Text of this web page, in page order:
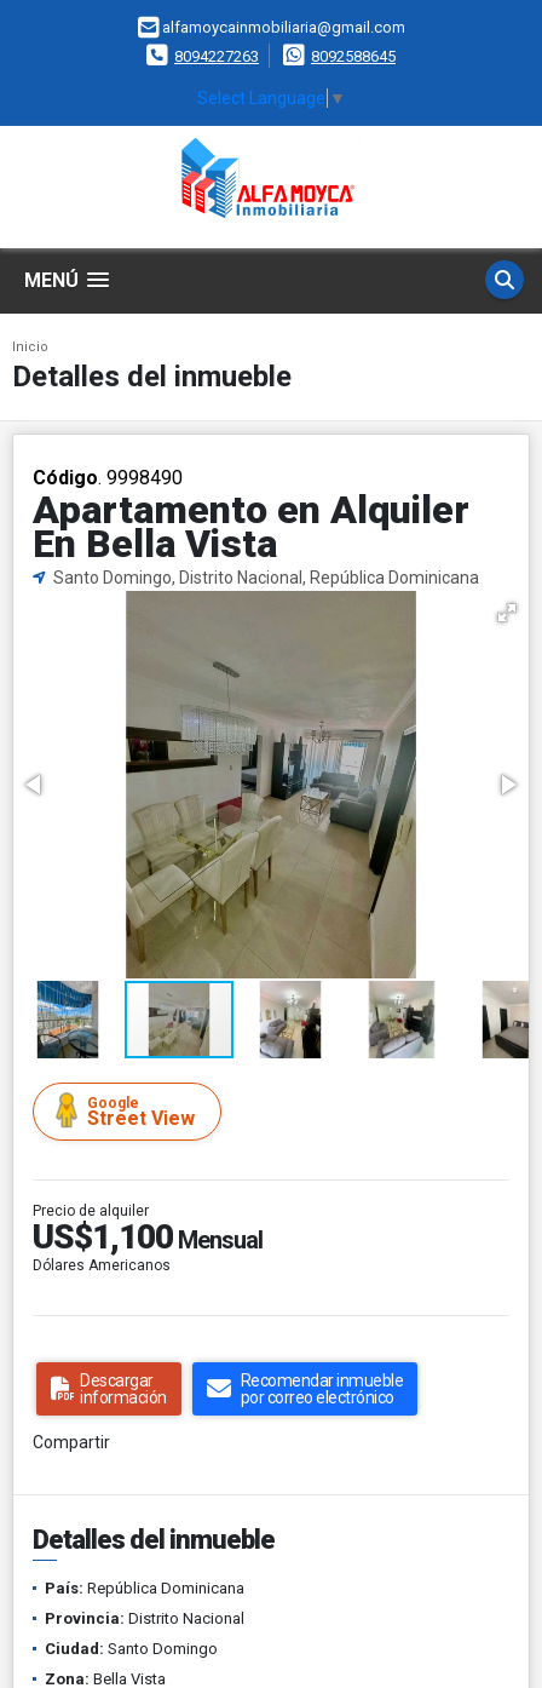
alfamoycainmobiliaria@gmail.com
8094227263
8092588645
Select Language ▼
MENÚ
Inicio
Detalles del inmueble
Código. 9998490
Apartamento en Alquiler
En Bella Vista
Santo Domingo, Distrito Nacional, República Dominicana
Google
Street View
Precio de alquiler
US$1,100 Mensual
Dólares Americanos
Descargar
información
Recomendar inmueble
por correo electrónico
Compartir
Detalles del inmueble
País: República Dominicana
Provincia: Distrito Nacional
Ciudad: Santo Domingo
Zona: Bella Vista